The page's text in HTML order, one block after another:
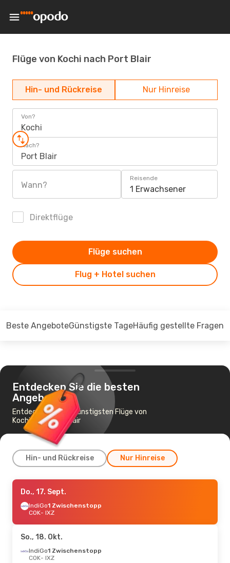
Flüge von Kochi nach Port Blair
Hin- und Rückreise Nur Hinreise
Von?
Kochi
Nach?
Port Blair
Wann?
Reisende
1 Erwachsener
Direktflüge
Flug + Hotel suchen
Flüge suchen
Beste AngeboteGünstigste TageHäufig gestellte Fragen
Entdecken Sie die besten
Angebote
Entdecken Sie die günstigsten Flüge von
Kochi nach Port Blair
Hin- und Rückreise Nur Hinreise
Fr., 11. Sept.- Do., 17. Sept.
IndiGo1 Zwischenstopp
COK- IXZ
IXZ- COK
Fr., 2. Okt.- Do., 8. Okt.
Do., 17. Sept.
IndiGo1 Zwischenstopp
COK- IXZ
So., 18. Okt.
IndiGo1 Zwischenstopp
COK- IXZ